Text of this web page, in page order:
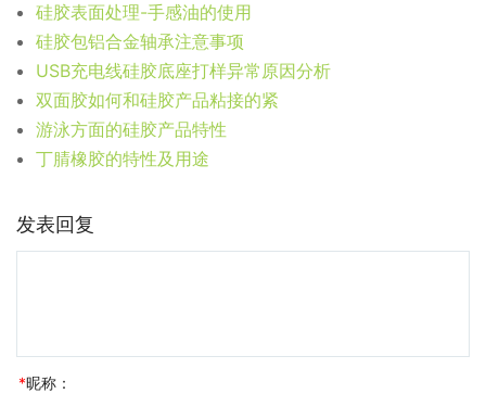
硅胶表面处理-手感油的使用
硅胶包铝合金轴承注意事项
USB充电线硅胶底座打样异常原因分析
双面胶如何和硅胶产品粘接的紧
游泳方面的硅胶产品特性
丁腈橡胶的特性及用途
发表回复
*昵称：